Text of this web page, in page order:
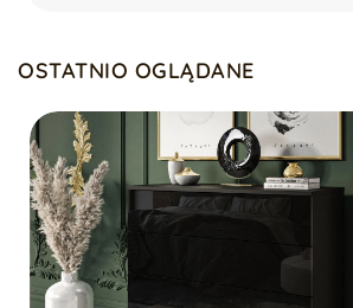
OSTATNIO OGLĄDANE